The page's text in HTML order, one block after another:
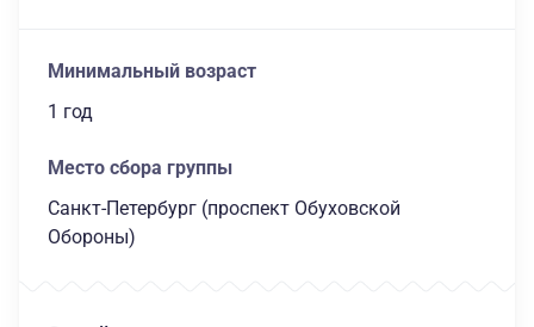
Минимальный возраст
1 год
Место сбора группы
Санкт-Петербург (проспект Обуховской
Обороны)